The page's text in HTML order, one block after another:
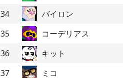
34
バイロン
35
コーデリアス
36
キット
37
ミコ